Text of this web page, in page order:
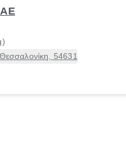
ΑΕ
54631